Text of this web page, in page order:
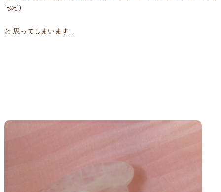
´•̥̥̥ω•̥̥̥`)
と 思ってしまいます…